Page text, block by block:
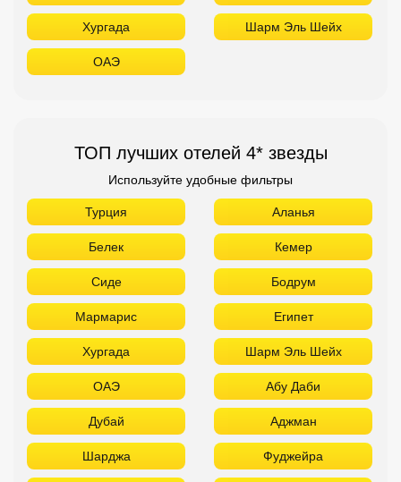
Хургада Шарм Эль Шейх
ОАЭ
ТОП лучших отелей 4* звезды
Используйте удобные фильтры
Турция Аланья
Белек Кемер
Сиде Бодрум
Мармарис Египет
Хургада Шарм Эль Шейх
ОАЭ Абу Даби
Дубай Аджман
Шарджа Фуджейра